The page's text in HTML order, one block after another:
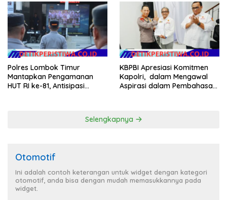
NTB
Polres Lombok Timur
Mantapkan Pengamanan
HUT RI ke-81, Antisipasi
KBPBI Apresiasi Komitmen
Kapolri, dalam Mengawal
Aspirasi dalam Pembahasan
Selengkapnya
Otomotif
Ini adalah contoh keterangan untuk widget dengan kategori
otomotif, anda bisa dengan mudah memasukkannya pada
widget.